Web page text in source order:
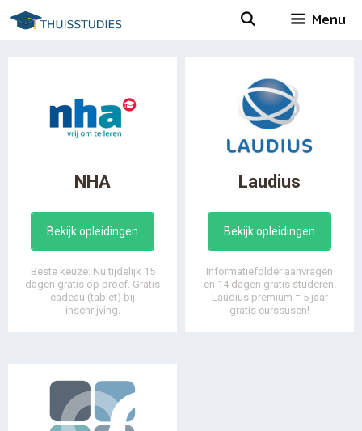
Spring
naar
Menu
NHA
Bekijk opleidingen
Beste keuze: Nu tijdelijk 15
dagen gratis op proef. Gratis
cadeau (tablet) bij
inschrijving.
Laudius
Bekijk opleidingen
Informatiefolder aanvragen
en 14 dagen gratis studeren.
Laudius premium = 5 jaar
gratis curssusen!